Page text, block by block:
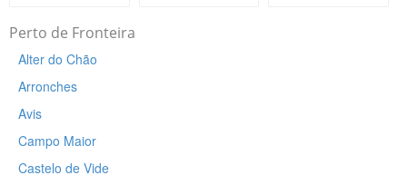
Perto de Fronteira
Alter do Chão
Arronches
Avis
Campo Maior
Castelo de Vide